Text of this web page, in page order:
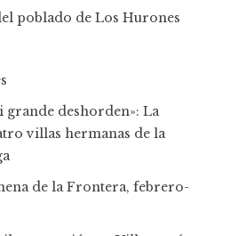
poblado de Los Hurones
grande deshorden»: La
villas hermanas de la
de la Frontera, febrero-